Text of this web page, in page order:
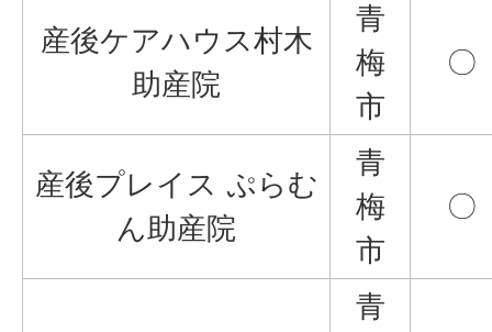
産後ケアハウス村木
助産院
青
梅
市
〇
産後プレイス ぷらむ
ん助産院
青
梅
市
〇
青